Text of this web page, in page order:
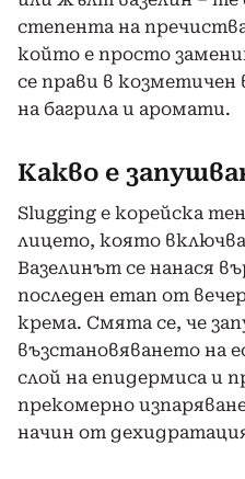
степента на
който е просто
се прави в козметичен
на багрила и аромати.
Какво е
Slugging е корейска
лицето, която включва
Вазелинът се нанася
последен етап от
крема. Смята се, че
възстановяването на
слой на епидермиса и
прекомерно
начин от